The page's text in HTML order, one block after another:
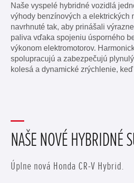
Naše vyspelé hybridné vozidlá
výhody benzínových a elektrických
navrhnuté tak, aby prinášali
paliva vďaka spojeniu úsporného
výkonom elektromotorov.
spolupracujú a zabezpečujú
kolesá a dynamické zrýchlenie,
NAŠE NOVÉ HYBRIDNÉ
Úplne nová Honda CR-V Hybrid.